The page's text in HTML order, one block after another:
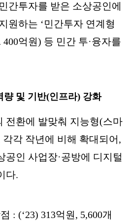
간투자를 받은 소상공인에
원하는 ‘민간투자 연계형
400억원) 등 민간 투·융자를
및 기반(인프라) 강화
전환에 발맞춰 지능형(스마
각각 작년에 비해 확대되어,
공인 사업장·공방에 디지털
다.
: (‘23) 313억원, 5,600개